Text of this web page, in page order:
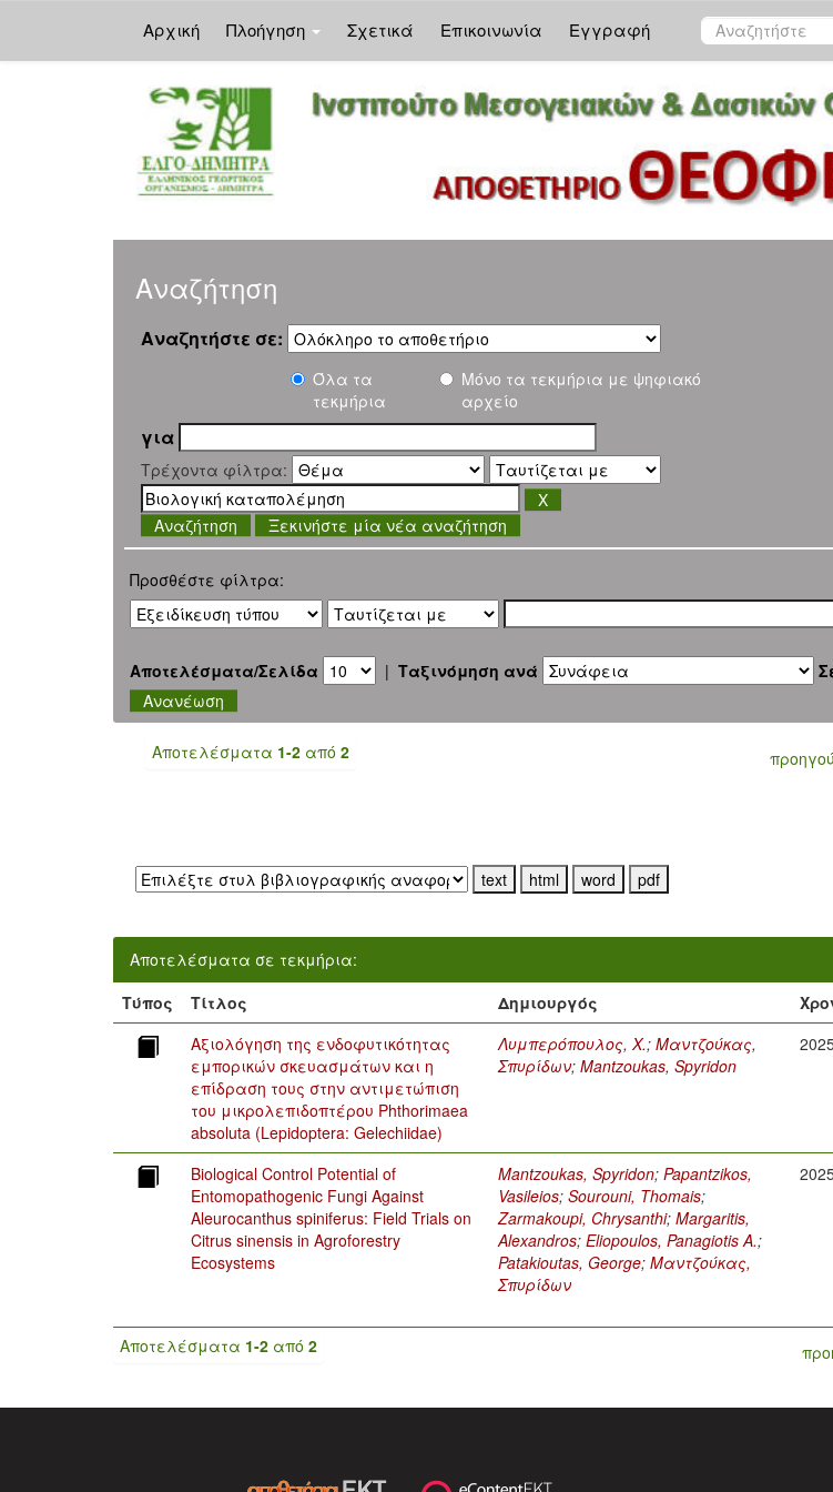
Αρχική Πλοήγηση Σχετικά Επικοινωνία Εγγραφή
Αναζήτηση
Αναζητήστε σε:
Όλα τα
τεκμήρια
Μόνο τα τεκμήρια με ψηφιακό
αρχείο
για
Τρέχοντα φίλτρα:
Ξεκινήστε μία νέα αναζήτηση
Προσθέστε φίλτρα:
Αποτελέσματα/Σελίδα | Ταξινόμηση ανά
Αποτελέσματα 1-2 από 2
Αποτελέσματα σε τεκμήρια:
Τύπος
Τίτλος Δημιουργός
Αξιολόγηση της ενδοφυτικότητας
εμπορικών σκευασμάτων και η
επίδραση τους στην αντιμετώπιση
του μικρολεπιδοπτέρου Phthorimaea
absoluta (Lepidoptera: Gelechiidae)
Λυμπερόπουλος, Χ.;Μαντζούκας,
Σπυρίδων;Mantzoukas, Spyridon
Biological Control Potential of
Entomopathogenic Fungi Against
Aleurocanthus spiniferus: Field Trials on
Citrus sinensis in Agroforestry
Ecosystems
Mantzoukas, Spyridon;Papantzikos,
Vasileios;Sourouni, Thomais;
Zarmakoupi, Chrysanthi;Margaritis,
Alexandros;Eliopoulos, Panagiotis A.;
Patakioutas, George;Μαντζούκας,
Σπυρίδων
Αποτελέσματα 1-2 από 2